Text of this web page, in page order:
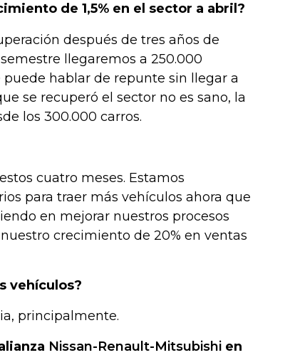
de 1,5% en el sector a abril?
después de tres años de
llegaremos a 250.000
hablar de repunte sin llegar a
se recuperó el sector no es sano, la
los 300.000 carros.
cuatro meses. Estamos
para traer más vehículos ahora que
en mejorar nuestros procesos
crecimiento de 20% en ventas
vehículos?
principalmente.
Nissan-Renault-Mitsubishi en